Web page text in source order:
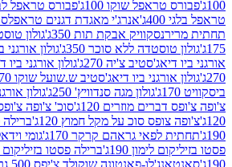
שוקו 100ג'
פבורס טראפל לבן וניל 100ג'
אנרג'י מאגדת דגנים טראפלס ושוקולד
נסקוויק אבקת תות 350ג'
גולון טוסטדה ללא
ללא סוכר 350ג'
גולון אורגני ביו שוקוצ'יפס
צ'יה 270ג'
גולון אורגני ביו דיאג'סטיב
ביו דיאג'סטיב ש.שועל שוקו 270ג'
גולון
גולון מגה סנדוויץ' 250ג'
גולון אורגני ביו מריה 350ג'
מוזרים 120ג'
סוכ' צ'ופה צ'ופס דברים
סוכ על מקל חמוץ 120ג'
ברילה פסטו
לפאי גראהם קרקר 170ג'
גומי וידאל תות סוכר 500 גר'
לימון 190ג'
ברילה פסטו בזיליקום מוצרלה
פאנטונה שוקולד צ'יפס 500 גרם